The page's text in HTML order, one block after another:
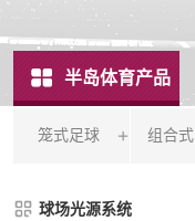
半岛体育产品
笼式足球 组合
球场光源系统